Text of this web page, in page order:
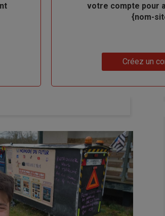
votre compte pour
{nom-
Créez un